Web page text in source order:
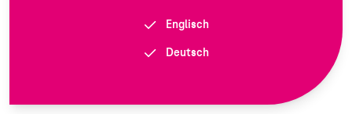
Englisch
Deutsch